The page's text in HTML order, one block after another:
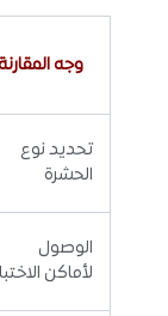
وجه
تحديد نوع
الحشرة
الوصول
لأماكن